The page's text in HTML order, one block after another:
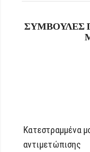
ΣΥΜΒΟΥΛΈΣ
Κατεστραμμένα
αντιμετώπισης